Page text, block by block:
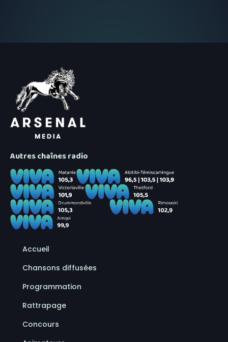
Autres chaînes radio
Accueil
Chansons diffusées
Programmation
Rattrapage
Concours